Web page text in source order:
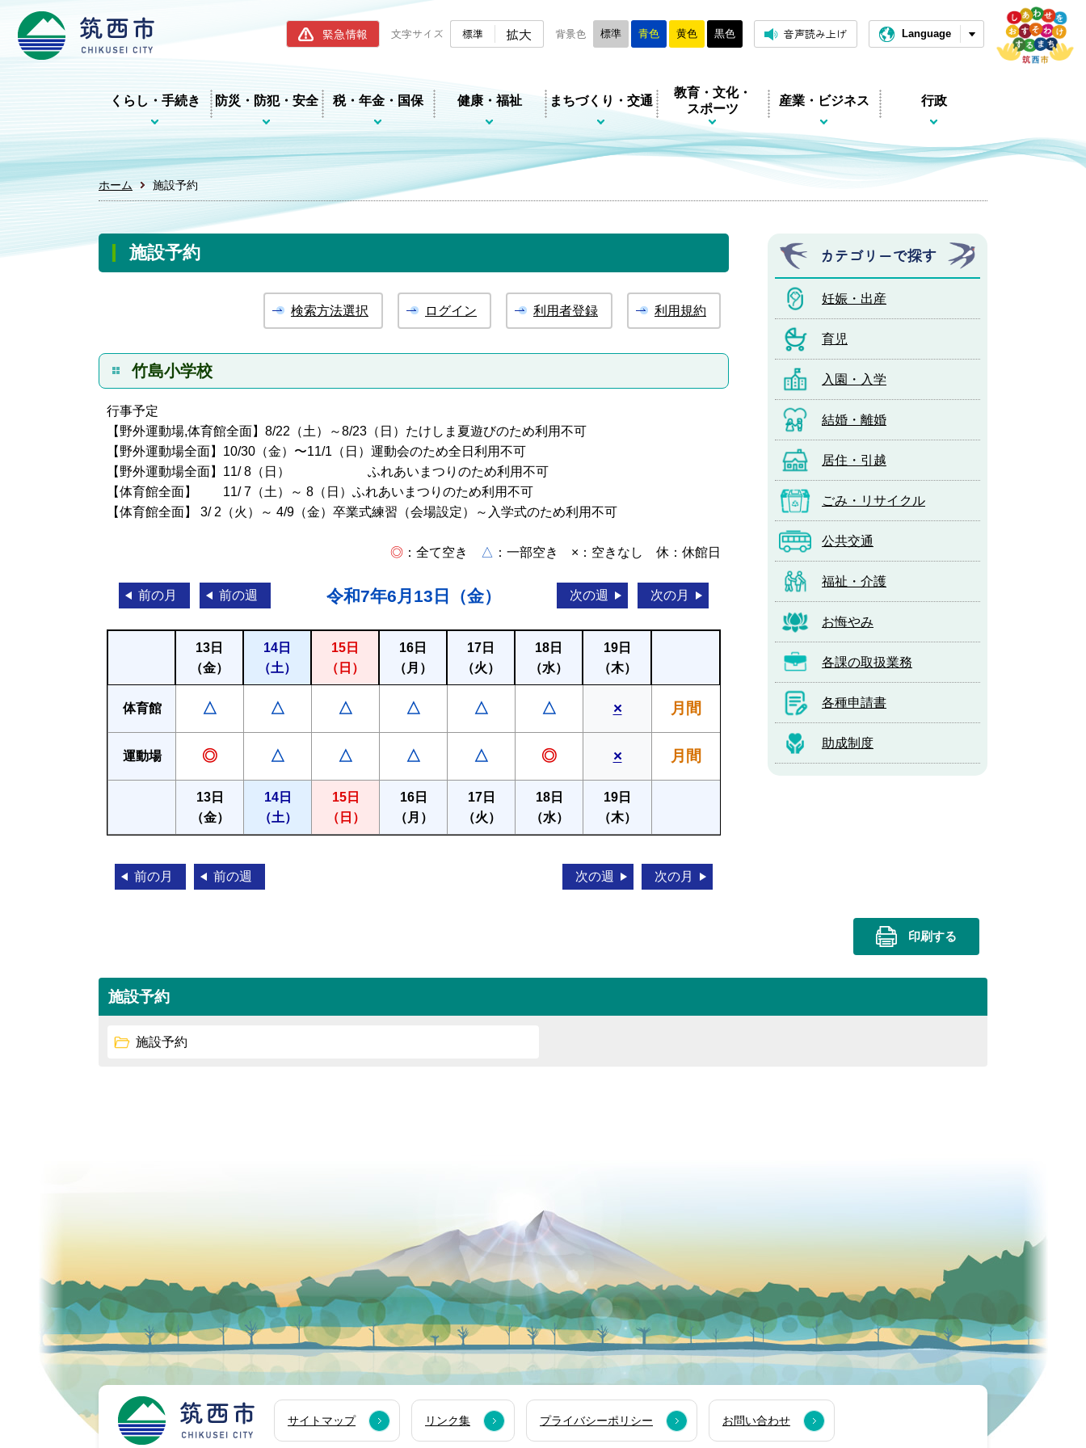
筑西市ホームページ
緊急情報 文字サイズ 標準 拡大 背景色 標準 青色 黄色 黒色 音声読み上げ Language
くらし・手続き 防災・防犯・安全 税・年金・国保 健康・福祉 まちづくり・交通
教育・文化・
スポーツ
産業・ビジネス 行政
ホーム 施設予約
施設予約
検索方法選択 ログイン 利用者登録 利用規約
竹島小学校
行事予定
【野外運動場,体育館全面】8/22（土）～8/23（日）たけしま夏遊びのため利用不可
【野外運動場全面】10/30（金）〜11/1（日）運動会のため全日利用不可
【野外運動場全面】11/ 8（日） ふれあいまつりのため利用不可
【体育館全面】 11/ 7（土）～ 8（日）ふれあいまつりのため利用不可
【体育館全面】 3/ 2（火）～ 4/9（金）卒業式練習（会場設定）～入学式のため利用不可
◎ ：全て空き △ ：一部空き ×：空きなし 休：休館日
令和7年6月13日（金）
13日
（金）
14日
（土）
15日
（日）
16日
（月）
17日
（火）
18日
（水）
19日
（木）
体育館 △ △ △ △ △ △ × 月間
運動場 ◎ △ △ △ △ ◎ × 月間
13日
（金）
14日
（土）
15日
（日）
16日
（月）
17日
（火）
18日
（水）
19日
（木）
前の月 前の週 次の週 次の月
前の月 前の週 次の月
次の週
印刷する
カテゴリーで探す
妊娠・出産
育児
入園・入学
結婚・離婚
居住・引越
ごみ・リサイクル
公共交通
福祉・介護
お悔やみ
各課の取扱業務
各種申請書
助成制度
施設予約
施設予約
サイトマップ リンク集 プライバシーポリシー お問い合わせ